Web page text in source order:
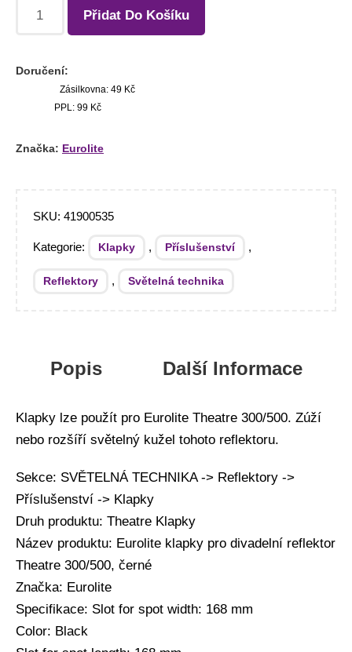
Přidat Do Košíku
Doručení:
Zásilkovna: 49 Kč
PPL: 99 Kč
Značka: Eurolite
SKU: 41900535
Kategorie: Klapky , Příslušenství ,
Reflektory , Světelná technika
Popis Další Informace
Klapky lze použít pro Eurolite Theatre 300/500. Zúží
nebo rozšíří světelný kužel tohoto reflektoru.
Sekce: SVĚTELNÁ TECHNIKA -> Reflektory ->
Příslušenství -> Klapky
Druh produktu: Theatre Klapky
Název produktu: Eurolite klapky pro divadelní reflektor
Theatre 300/500, černé
Značka: Eurolite
Specifikace: Slot for spot width: 168 mm
Color: Black